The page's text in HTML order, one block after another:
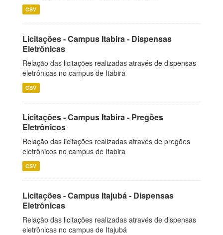
CSV
Licitações - Campus Itabira - Dispensas
Eletrônicas
Relação das licitações realizadas através de dispensas
eletrônicas no campus de Itabira
CSV
Licitações - Campus Itabira - Pregões
Eletrônicos
Relação das licitações realizadas através de pregões
eletrônicos no campus de Itabira
CSV
Licitações - Campus Itajubá - Dispensas
Eletrônicas
Relação das licitações realizadas através de dispensas
eletrônicas no campus de Itajubá